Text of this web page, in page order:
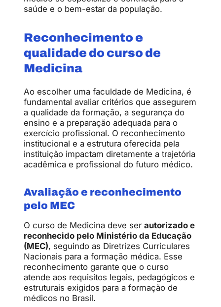
saúde e o bem-estar da população.
Reconhecimento e
qualidade do curso de
Medicina
Ao escolher uma faculdade de Medicina, é
fundamental avaliar critérios que assegurem
a qualidade da formação, a segurança do
ensino e a preparação adequada para o
exercício profissional. O reconhecimento
institucional e a estrutura oferecida pela
instituição impactam diretamente a trajetória
acadêmica e profissional do futuro médico.
Avaliação e reconhecimento
pelo MEC
O curso de Medicina deve ser autorizado e
reconhecido pelo Ministério da Educação
(MEC), seguindo as Diretrizes Curriculares
Nacionais para a formação médica. Esse
reconhecimento garante que o curso
atende aos requisitos legais, pedagógicos e
estruturais exigidos para a formação de
médicos no Brasil.